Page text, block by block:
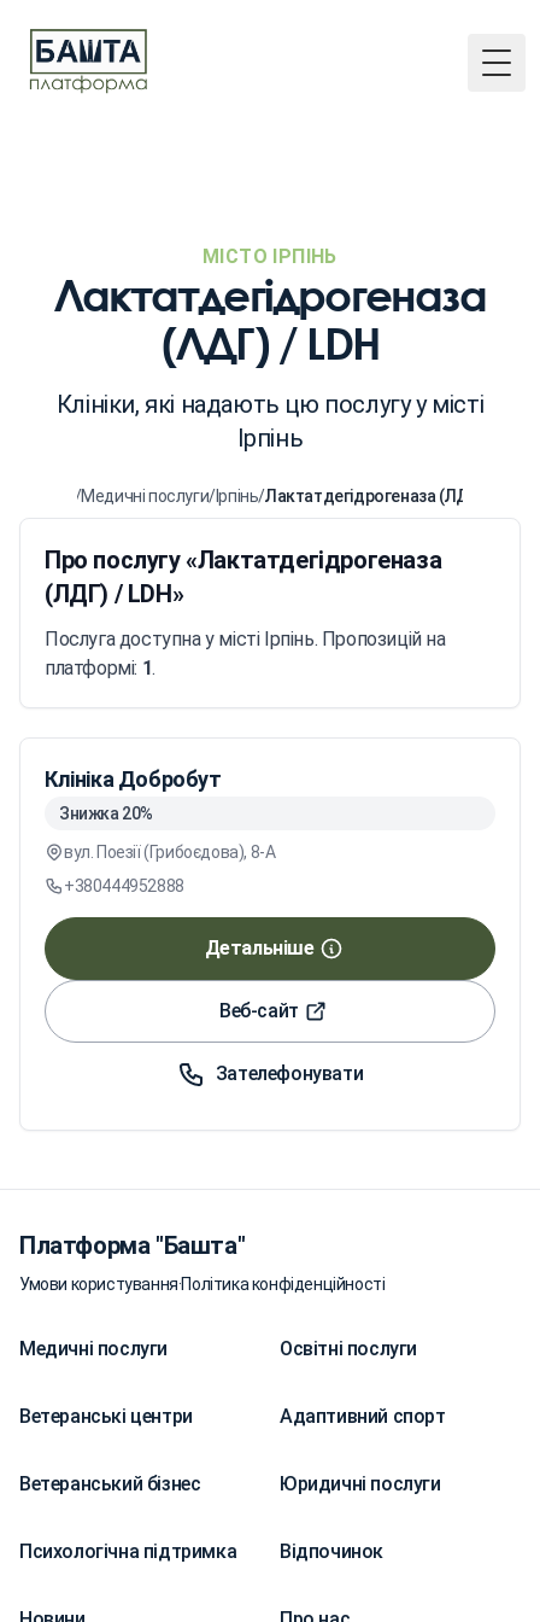
МІСТО ІРПІНЬ
Лактатдегідрогеназа
(ЛДГ) / LDH
Клініки, які надають цю послугу у місті
Ірпінь
/Медичні послуги/Ірпінь/Лактатдегідрогеназа (ЛДГ) / LDH
Про послугу «Лактатдегідрогеназа
(ЛДГ) / LDH»
Послуга доступна у місті Ірпінь. Пропозицій на
платформі: 1.
Клініка Добробут
Знижка 20%
вул. Поезії (Грибоєдова), 8-А
+380444952888
Детальніше
Веб-сайт
Зателефонувати
Платформа "Башта"
Умови користування·Політика конфіденційності
Медичні послуги Освітні послуги
Ветеранські центри Адаптивний спорт
Ветеранський бізнес Юридичні послуги
Психологічна підтримка Відпочинок